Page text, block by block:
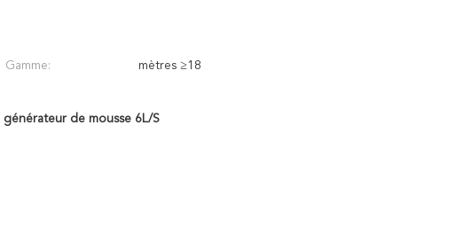
Gamme: mètres ≥18
générateur de mousse 6L/S